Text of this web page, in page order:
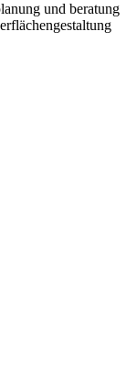
und beratung